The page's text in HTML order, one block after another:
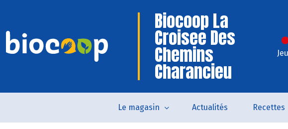
Biocoop La
Croisee Des
Chemins
Charancieu
Le magasin Actualités Recettes